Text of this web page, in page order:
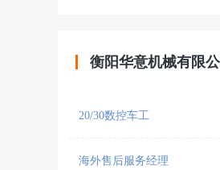
衡阳华意机械有限
20/30数控车工
海外售后服务经理